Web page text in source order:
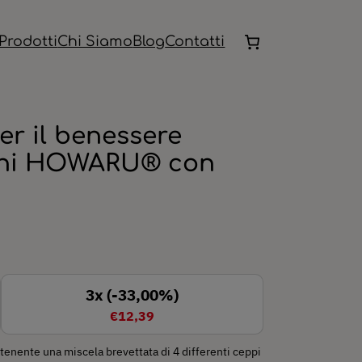
Chi Siamo BlogContatti
il benessere
HOWARU® con
3x (-33,00%)
€12,39
una miscela brevettata di 4 differenti ceppi